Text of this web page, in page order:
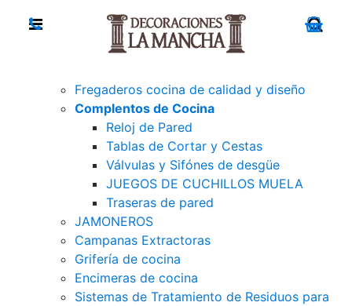
Fregaderos cocina de calidad y diseño
Complentos de Cocina
Reloj de Pared
Tablas de Cortar y Cestas
Válvulas y Sifónes de desgüe
JUEGOS DE CUCHILLOS MUELA
Traseras de pared
JAMONEROS
Campanas Extractoras
Grifería de cocina
Encimeras de cocina
Sistemas de Tratamiento de Residuos para